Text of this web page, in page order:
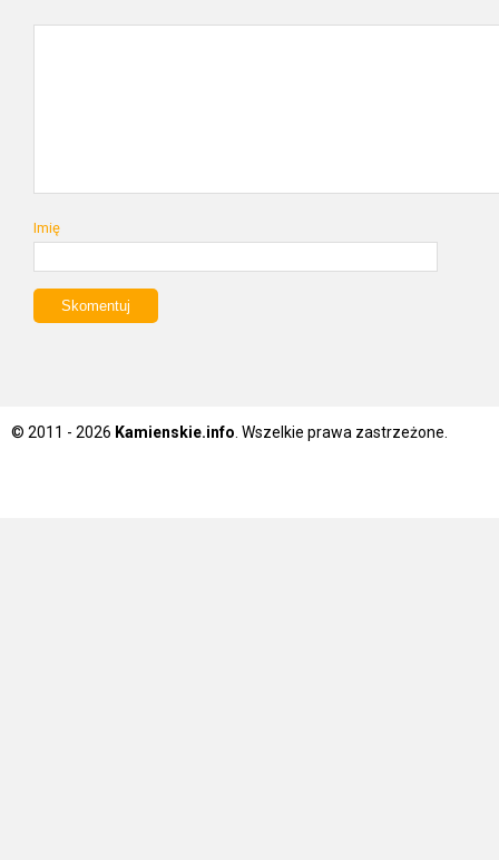
Imię
© 2011 - 2026 Kamienskie.info . Wszelkie prawa zastrzeżone.